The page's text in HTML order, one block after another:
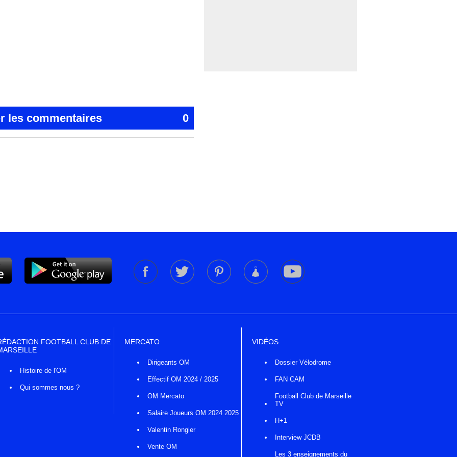
les commentaires 0
FOOTBALL CLUB DE
Histoire de l'OM
Qui sommes nous ?
MERCATO
Dirigeants OM
Effectif OM 2024 / 2025
OM Mercato
Salaire Joueurs OM 2024 2025
Valentin Rongier
Vente OM
VIDÉOS
Dossier Vélodrome
FAN CAM
Football Club de Marseille
TV
H+1
Interview JCDB
Les 3 enseignements du